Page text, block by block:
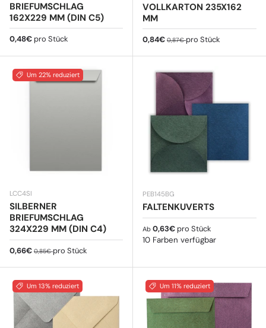
BRIEFUMSCHLAG
162X229 MM (DIN C5)
Normaler Preis
0,48€ pro Stück
VOLLKARTON 235X162
MM
Verkaufspreis
0,84€ Normaler Preis
0,87€pro Stück
Um 22% reduziert
LCC4SI
SILBERNER
BRIEFUMSCHLAG
324X229 MM (DIN C4)
Verkaufspreis
0,66€ Normaler Preis
0,85€pro Stück
PEB145BG
FALTENKUVERTS
Normaler Preis
Ab 0,63€ pro Stück
10 Farben verfügbar
Um 13% reduziert Um 11% reduziert